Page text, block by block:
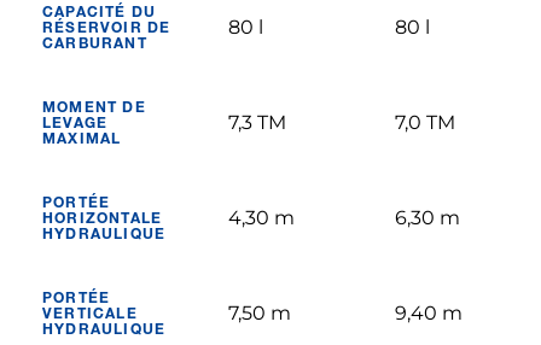
CAPACITÉ DU
RÉSERVOIR DE
CARBURANT
80 l 80 l
MOMENT DE
LEVAGE
MAXIMAL
7,3 TM 7,0 TM
PORTÉE
HORIZONTALE
HYDRAULIQUE
4,30 m 6,30 m
PORTÉE
VERTICALE
HYDRAULIQUE
7,50 m 9,40 m